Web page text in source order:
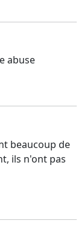
abuse
beaucoup de
ils n'ont pas